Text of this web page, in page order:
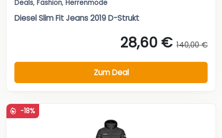
Deals, Fashion, Herrenmode
Diesel Slim Fit Jeans 2019 D-Strukt
28,60 € 140,00 €
Zum Deal
-18%